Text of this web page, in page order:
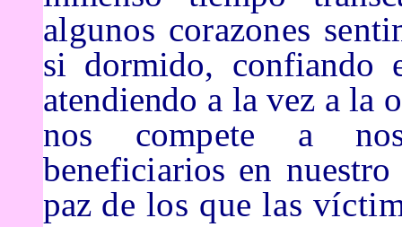
algunos corazones
si dormido, confiando
atendiendo a la vez a la
nos compete a
beneficiarios en
paz de los que las